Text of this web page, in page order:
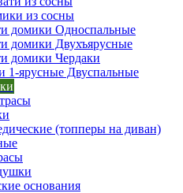
из сосны
домики Односпальные
домики Двухъярусные
домики Чердаки
1-ярусные Двуспальные
(топперы на диван)
основания